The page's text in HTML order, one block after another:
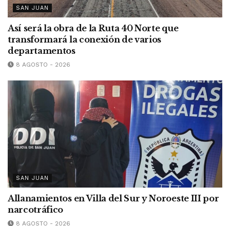
SAN JUAN
Así será la obra de la Ruta 40 Norte que
transformará la conexión de varios
departamentos
8 AGOSTO - 2026
SAN JUAN
Allanamientos en Villa del Sur y Noroeste III por
narcotráfico
8 AGOSTO - 2026